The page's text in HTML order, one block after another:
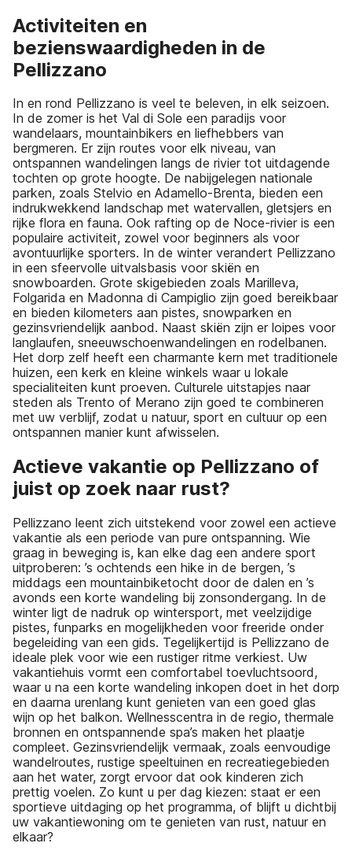
Activiteiten en
bezienswaardigheden in de
Pellizzano
In en rond Pellizzano is veel te beleven, in elk seizoen.
In de zomer is het Val di Sole een paradijs voor
wandelaars, mountainbikers en liefhebbers van
bergmeren. Er zijn routes voor elk niveau, van
ontspannen wandelingen langs de rivier tot uitdagende
tochten op grote hoogte. De nabijgelegen nationale
parken, zoals Stelvio en Adamello-Brenta, bieden een
indrukwekkend landschap met watervallen, gletsjers en
rijke flora en fauna. Ook rafting op de Noce-rivier is een
populaire activiteit, zowel voor beginners als voor
avontuurlijke sporters. In de winter verandert Pellizzano
in een sfeervolle uitvalsbasis voor skiën en
snowboarden. Grote skigebieden zoals Marilleva,
Folgarida en Madonna di Campiglio zijn goed bereikbaar
en bieden kilometers aan pistes, snowparken en
gezinsvriendelijk aanbod. Naast skiën zijn er loipes voor
langlaufen, sneeuwschoenwandelingen en rodelbanen.
Het dorp zelf heeft een charmante kern met traditionele
huizen, een kerk en kleine winkels waar u lokale
specialiteiten kunt proeven. Culturele uitstapjes naar
steden als Trento of Merano zijn goed te combineren
met uw verblijf, zodat u natuur, sport en cultuur op een
ontspannen manier kunt afwisselen.
Actieve vakantie op Pellizzano of
juist op zoek naar rust?
Pellizzano leent zich uitstekend voor zowel een actieve
vakantie als een periode van pure ontspanning. Wie
graag in beweging is, kan elke dag een andere sport
uitproberen: ’s ochtends een hike in de bergen, ’s
middags een mountainbiketocht door de dalen en ’s
avonds een korte wandeling bij zonsondergang. In de
winter ligt de nadruk op wintersport, met veelzijdige
pistes, funparks en mogelijkheden voor freeride onder
begeleiding van een gids. Tegelijkertijd is Pellizzano de
ideale plek voor wie een rustiger ritme verkiest. Uw
vakantiehuis vormt een comfortabel toevluchtsoord,
waar u na een korte wandeling inkopen doet in het dorp
en daarna urenlang kunt genieten van een goed glas
wijn op het balkon. Wellnesscentra in de regio, thermale
bronnen en ontspannende spa’s maken het plaatje
compleet. Gezinsvriendelijk vermaak, zoals eenvoudige
wandelroutes, rustige speeltuinen en recreatiegebieden
aan het water, zorgt ervoor dat ook kinderen zich
prettig voelen. Zo kunt u per dag kiezen: staat er een
sportieve uitdaging op het programma, of blijft u dichtbij
uw vakantiewoning om te genieten van rust, natuur en
elkaar?